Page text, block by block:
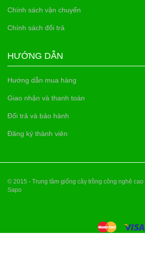
Chính sách vận chuyển
Chính sách đổi trả
HƯỚNG DẪN
Hướng dẫn mua hàng
Giao nhận và thanh toán
Đổi trả và bảo hành
Đăng ký thành viên
© 2015 - Trung tâm giống cây trồng công nghệ
Sapo